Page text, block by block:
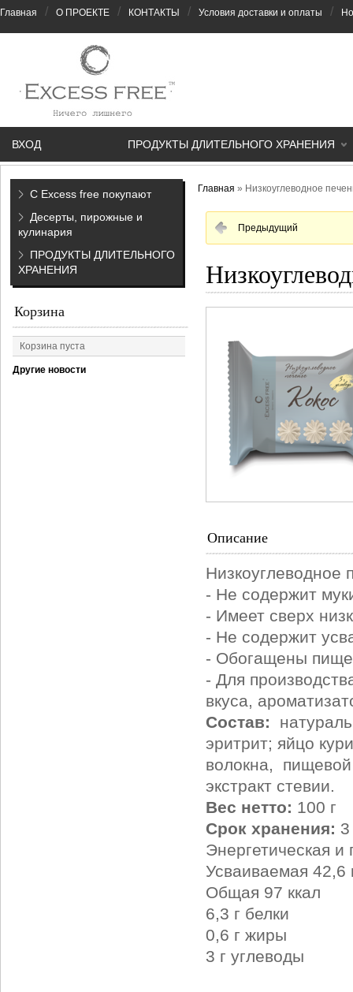
Главная / О ПРОЕКТЕ / КОНТАКТЫ / Условия доставки и оплаты /
ПРОДУКТЫ ДЛИТЕЛЬНОГО ХРАНЕНИЯ
ВХОД
С Excess free покупают
Десерты, пирожные и
кулинария
ПРОДУКТЫ ДЛИТЕЛЬНОГО
ХРАНЕНИЯ
Корзина
Корзина пуста
Другие новости
Главная » Низкоуглеводное
Предыдущий
Описание
Низкоуглеводное
- Не содержит
- Имеет сверх
- Не содержит
- Обогащены
- Для
вкуса,
Состав:
эритрит; яйцо
волокна,
экстракт стевии.
Вес нетто: 100 г
Срок хранения:
Энергетическая
Усваиваемая 42,6
Общая 97 ккал
6,3 г белки
0,6 г жиры
3 г углеводы